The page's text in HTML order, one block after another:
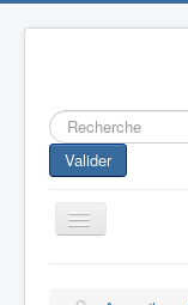
Rechercher
Valider
Toggle
Navigation